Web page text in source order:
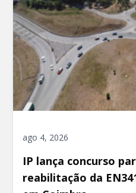
ago 4, 2026
IP lança concurso
reabilitação da